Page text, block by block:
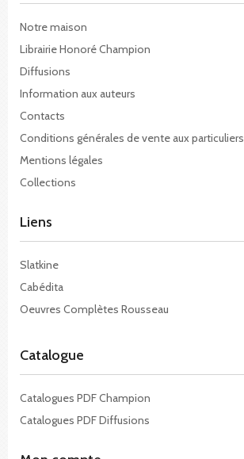
Notre maison
Librairie Honoré Champion
Diffusions
Information aux auteurs
Contacts
Conditions générales de vente aux particuliers
Mentions légales
Collections
Liens
Slatkine
Cabédita
Oeuvres Complètes Rousseau
Catalogue
Catalogues PDF Champion
Catalogues PDF Diffusions